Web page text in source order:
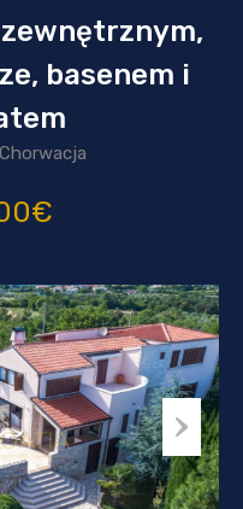
basenem i